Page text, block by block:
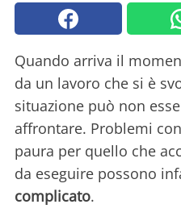
Quando arriva il
da un lavoro che si è
situazione può non
affrontare. Problemi
paura per quello che
da eseguire possono
complicato.